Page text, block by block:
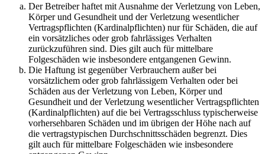
Der Betreiber haftet mit Ausnahme der Verletzung von Leben,
Körper und Gesundheit und der Verletzung wesentlicher
Vertragspflichten (Kardinalpflichten) nur für Schäden, die auf
ein vorsätzliches oder grob fahrlässiges Verhalten
zurückzuführen sind. Dies gilt auch für mittelbare
Folgeschäden wie insbesondere entgangenen Gewinn.
Die Haftung ist gegenüber Verbrauchern außer bei
vorsätzlichem oder grob fahrlässigem Verhalten oder bei
Schäden aus der Verletzung von Leben, Körper und
Gesundheit und der Verletzung wesentlicher Vertragspflichten
(Kardinalpflichten) auf die bei Vertragsschluss typischerweise
vorhersehbaren Schäden und im übrigen der Höhe nach auf
die vertragstypischen Durchschnittsschäden begrenzt. Dies
gilt auch für mittelbare Folgeschäden wie insbesondere